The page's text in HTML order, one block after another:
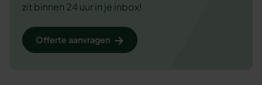
zit binnen 24 uur in je inbox!
Offerte aanvragen